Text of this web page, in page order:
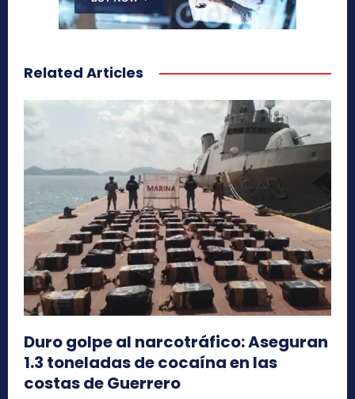
Related Articles
Duro golpe al narcotráfico: Aseguran
1.3 toneladas de cocaína en las
costas de Guerrero